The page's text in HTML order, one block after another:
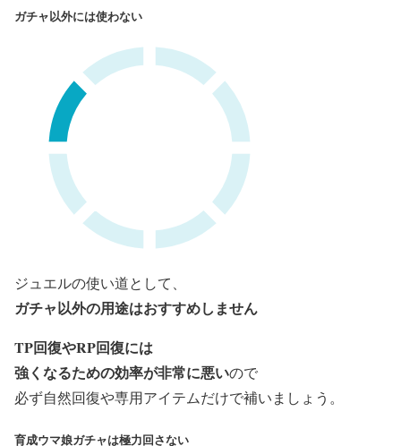
ガチャ以外には使わない
ジュエルの使い道として、
ガチャ以外の用途はおすすめしません
TP回復やRP回復には
強くなるための効率が非常に悪いので
必ず自然回復や専用アイテムだけで補いましょう。
育成ウマ娘ガチャは極力回さない